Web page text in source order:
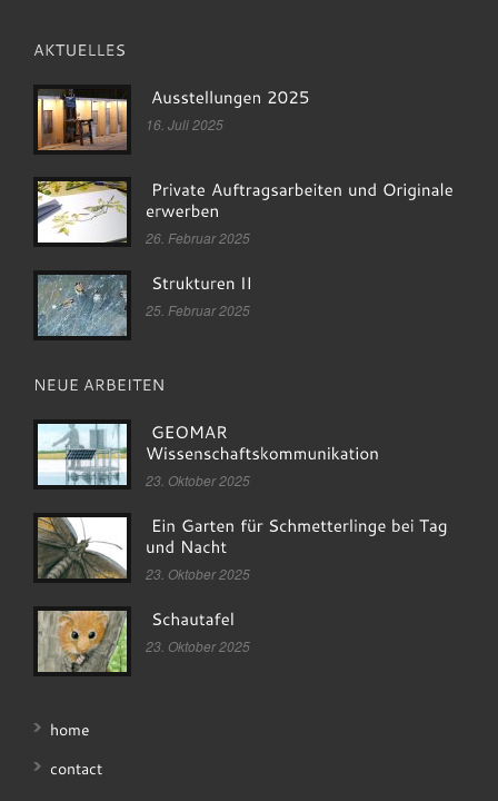
16. Juli 2025
26. Februar 2025
25. Februar 2025
23. Oktober 2025
23. Oktober 2025
23. Oktober 2025
home
contact